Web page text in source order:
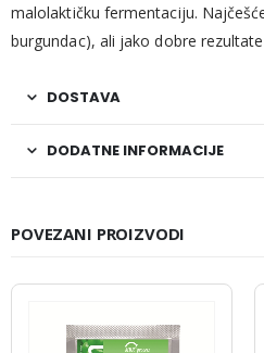
malolaktičku fermentaciju.
burgundac), ali jako dobre
DOSTAVA
DODATNE INFORMACIJE
POVEZANI PROIZVODI